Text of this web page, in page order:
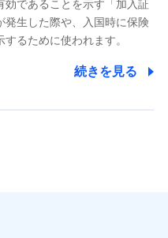
効であることを示す「加入証
発生した際や、入国時に保険
るために使われます。
続きを見る